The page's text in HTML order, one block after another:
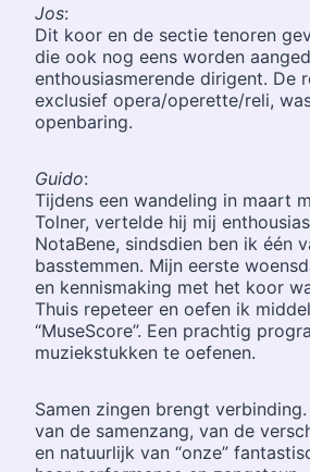
Jos:
Dit koor en de sectie tenoren
die ook nog eens worden
enthousiasmerende dirigent. De
exclusief opera/operette/reli,
openbaring.
Guido:
Tijdens een wandeling in maart
Tolner, vertelde hij mij
NotaBene, sindsdien ben ik één
basstemmen. Mijn eerste
en kennismaking met het koor
Thuis repeteer en oefen ik
“MuseScore”. Een prachtig
muziekstukken te oefenen.
Samen zingen brengt
van de samenzang, van de
en natuurlijk van “onze”